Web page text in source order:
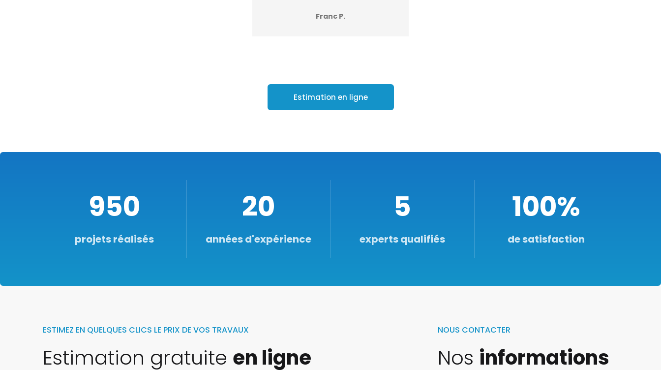
Franc P.
Estimation en ligne
950
projets réalisés
20
années d'expérience
5
experts qualifiés
100%
de satisfaction
ESTIMEZ EN QUELQUES CLICS LE PRIX DE VOS TRAVAUX
Estimation gratuite en ligne
NOUS CONTACTER
Nos informations